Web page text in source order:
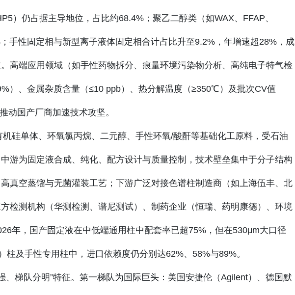
）仍占据主导地位，占比约68.4%；聚乙二醇类（如WAX、FFAP、
手性固定相与新型离子液体固定相合计占比升至9.2%，年增速超28%，成
高端应用领域（如手性药物拆分、痕量环境污染物分析、高纯电子特气检
）、金属杂质含量（≤10 ppb）、热分解温度（≥350℃）及批次CV值
动国产厂商加速技术攻坚。
硅单体、环氧氯丙烷、二元醇、手性环氧/酸酐等基础化工原料，受石油
游为固定液合成、纯化、配方设计与质量控制，技术壁垒集中于分子结构
真空蒸馏与无菌灌装工艺；下游广泛对接色谱柱制造商（如上海伍丰、北
检测机构（华测检测、谱尼测试）、制药企业（恒瑞、药明康德）、环境
年，国产固定液在中低端通用柱中配套率已超75%，但在530μm大口径
及手性专用柱中，进口依赖度仍分别达62%、58%与89%。
、梯队分明”特征。第一梯队为国际巨头：美国安捷伦（Agilent）、德国默